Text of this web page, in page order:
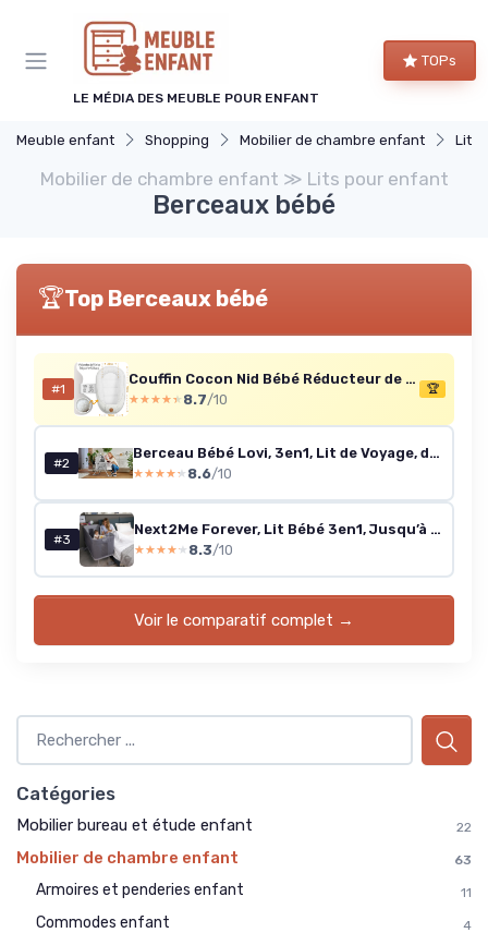
LE MÉDIA DES MEUBLE POUR ENFANT
TOPs
Meuble enfant Shopping Mobilier de chambre enfant Lits
Mobilier de chambre enfant ≫ Lits pour enfant
Berceaux bébé
🏆Top Berceaux bébé
#1
Couffin Cocon Nid Bébé Réducteur de Lit - Babynest Portable pour Berceau Couchage Enfant Douillet Câlin Garçon Fille Nouveau Né Nido Beige Velours côtelé Beige Velours Côtelé 90x50 cm
★★★★★
★★★★★ 8.7/10
🏆
#2
Berceau Bébé Lovi, 3en1, Lit de Voyage, de 0 à 9 kg, Beige, 1 Unité Beige Unique
★★★★★
★★★★★ 8.6/10
#3
Next2Me Forever, Lit Bébé 3en1, Jusqu’à 4 Ans (22 Kg), Compatible avec Différents Lits, Berceau Bébé 3en1, Hauteur Réglable, Bonne Circulation de l'Air, 4 Roues, Matelas Inclus Gris Clair
★★★★★
★★★★★ 8.3/10
Voir le comparatif complet →
Catégories
Mobilier bureau et étude enfant 22
Mobilier de chambre enfant 63
Armoires et penderies enfant 11
Commodes enfant 4